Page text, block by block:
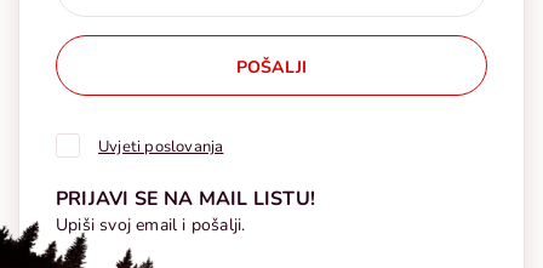
POŠALJI
Uvjeti poslovanja
PRIJAVI SE NA MAIL LISTU!
Upiši svoj email i pošalji.